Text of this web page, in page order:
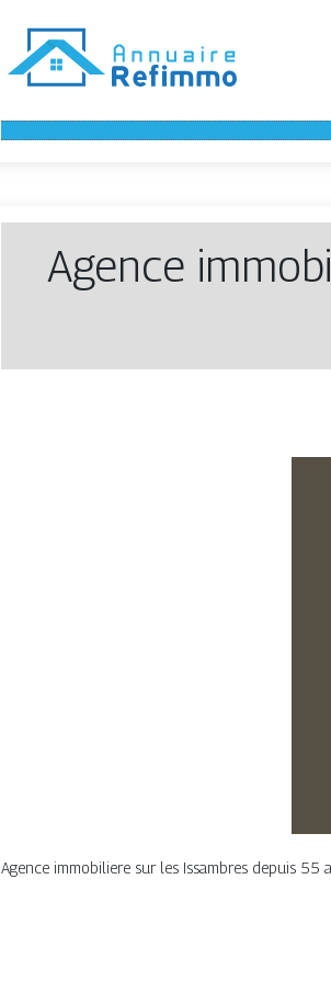
Agence
Agence immobiliere sur les Issambres depuis 55